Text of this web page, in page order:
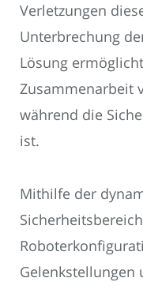
Verletzungen
Unterbrechung
Lösung
Zusammenarbeit
während die
ist.
Mithilfe der
Gelenkstellungen